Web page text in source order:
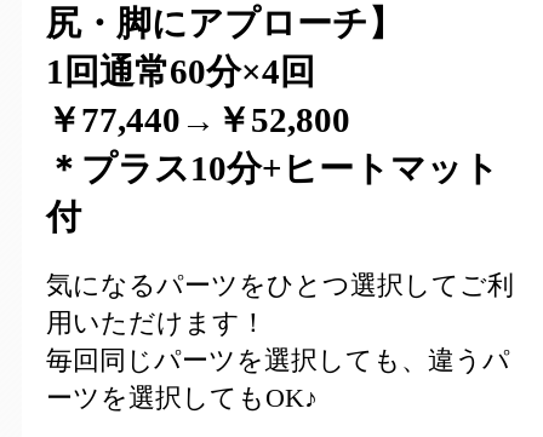
尻・脚にアプローチ】
1回通常60分×4回
￥77,440→ ￥52,800
＊プラス10分+ヒートマット
付
気になるパーツをひとつ選択してご利
用いただけます！
毎回同じパーツを選択しても、違うパ
ーツを選択してもOK♪